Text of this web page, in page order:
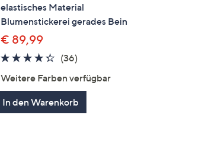
elastisches Material
Blumenstickerei gerades Bein
€ 89,99
4.2
5
(36)
Weitere Farben verfügbar
In den Warenkorb